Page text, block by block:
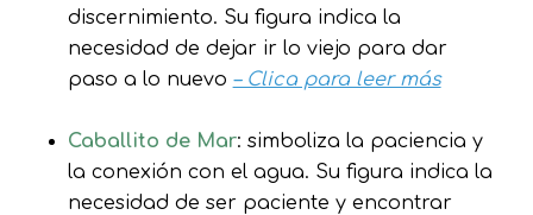
discernimiento. Su figura indica la
necesidad de dejar ir lo viejo para dar
paso a lo nuevo – Clica para leer más
Caballito de Mar: simboliza la paciencia y
la conexión con el agua. Su figura indica la
necesidad de ser paciente y encontrar